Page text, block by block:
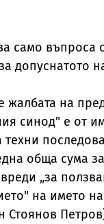
само въпроса с
допуснатото
жалбата на
синод" е от
техни
обща сума за
„за
на името
Стоянов